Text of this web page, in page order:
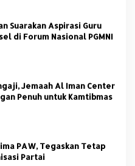
Suarakan Aspirasi Guru
di Forum Nasional PGMNI
Jemaah Al Iman Center
Penuh untuk Kamtibmas
PAW, Tegaskan Tetap
Partai